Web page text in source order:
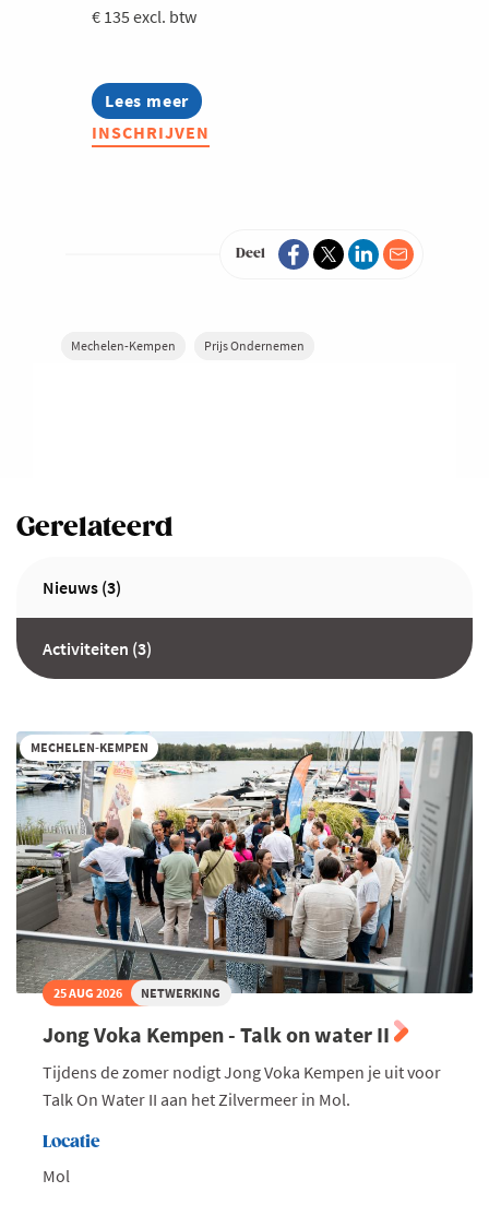
€ 135 excl. btw
Lees meer
about
Prijs
Ondernemen
INSCHRIJVEN
Deel
Mechelen-Kempen Prijs Ondernemen
Gerelateerd
Nieuws (3)
Activiteiten (3)
MECHELEN-KEMPEN
25 AUG 2026 NETWERKING
Jong Voka Kempen - Talk on water II
Tijdens de zomer nodigt Jong Voka Kempen je uit voor
Talk On Water II aan het Zilvermeer in Mol.
Locatie
Mol